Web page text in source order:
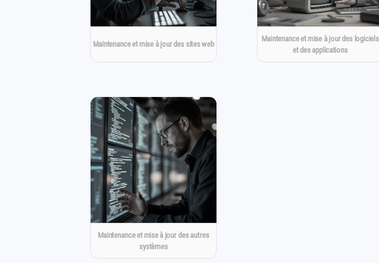
Maintenance et mise à jour des sites web
Maintenance et mise à jour des logiciels
et des applications
Maintenance et mise à jour des autres
systèmes